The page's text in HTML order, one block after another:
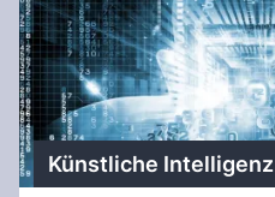
Künstliche Intelligenz